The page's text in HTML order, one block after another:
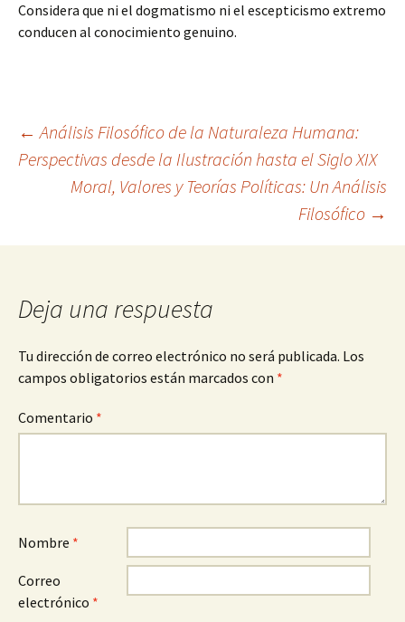
Considera que ni el dogmatismo ni el escepticismo extremo
conducen al conocimiento genuino.
Navegación
entradas
← Análisis Filosófico de la Naturaleza Humana:
Perspectivas desde la Ilustración hasta el Siglo XIX
Moral, Valores y Teorías Políticas: Un Análisis
Filosófico →
Deja una respuesta
Tu dirección de correo electrónico no será publicada. Los
campos obligatorios están marcados con *
Comentario *
Nombre *
Correo
electrónico *